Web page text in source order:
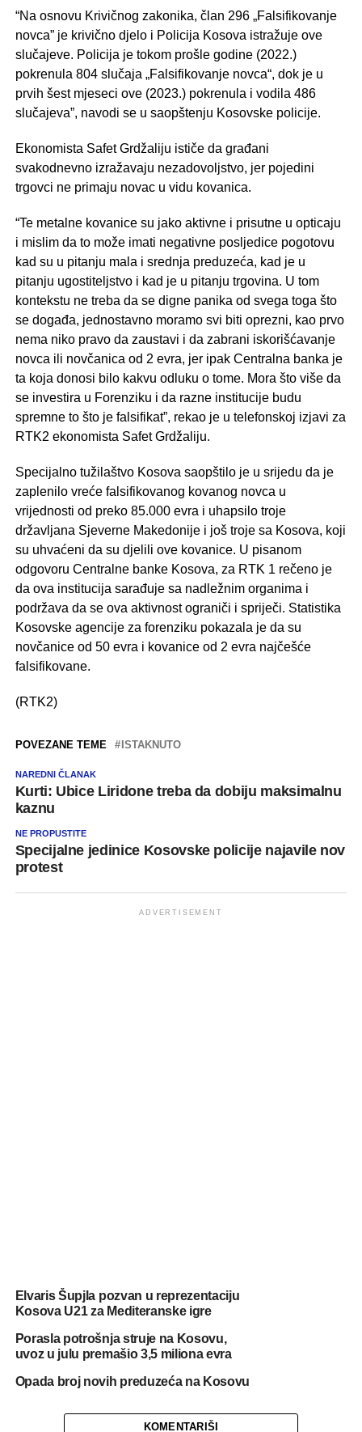
“Na osnovu Krivičnog zakonika, član 296 „Falsifikovanje
novca” je krivično djelo i Policija Kosova istražuje ove
slučajeve. Policija je tokom prošle godine (2022.)
pokrenula 804 slučaja „Falsifikovanje novca“, dok je u
prvih šest mjeseci ove (2023.) pokrenula i vodila 486
slučajeva”, navodi se u saopštenju Kosovske policije.
Ekonomista Safet Grdžaliju ističe da građani
svakodnevno izražavaju nezadovoljstvo, jer pojedini
trgovci ne primaju novac u vidu kovanica.
“Te metalne kovanice su jako aktivne i prisutne u opticaju
i mislim da to može imati negativne posljedice pogotovu
kad su u pitanju mala i srednja preduzeća, kad je u
pitanju ugostiteljstvo i kad je u pitanju trgovina. U tom
kontekstu ne treba da se digne panika od svega toga što
se događa, jednostavno moramo svi biti oprezni, kao prvo
nema niko pravo da zaustavi i da zabrani iskorišćavanje
novca ili novčanica od 2 evra, jer ipak Centralna banka je
ta koja donosi bilo kakvu odluku o tome. Mora što više da
se investira u Forenziku i da razne institucije budu
spremne to što je falsifikat”, rekao je u telefonskoj izjavi za
RTK2 ekonomista Safet Grdžaliju.
Specijalno tužilaštvo Kosova saopštilo je u srijedu da je
zaplenilo vreće falsifikovanog kovanog novca u
vrijednosti od preko 85.000 evra i uhapsilo troje
državljana Sjeverne Makedonije i još troje sa Kosova, koji
su uhvaćeni da su djelili ove kovanice. U pisanom
odgovoru Centralne banke Kosova, za RTK 1 rečeno je
da ova institucija sarađuje sa nadležnim organima i
podržava da se ova aktivnost ograniči i spriječi. Statistika
Kosovske agencije za forenziku pokazala je da su
novčanice od 50 evra i kovanice od 2 evra najčešće
falsifikovane.
(RTK2)
POVEZANE TEME ISTAKNUTO
NAREDNI ČLANAK
Kurti: Ubice Liridone treba da dobiju maksimalnu
kaznu
NE PROPUSTITE
Specijalne jedinice Kosovske policije najavile nov
protest
ADVERTISEMENT
Elvaris Šupjla pozvan u reprezentaciju
Kosova U21 za Mediteranske igre
Porasla potrošnja struje na Kosovu,
uvoz u julu premašio 3,5 miliona evra
Opada broj novih preduzeća na Kosovu
KOMENTARIŠI